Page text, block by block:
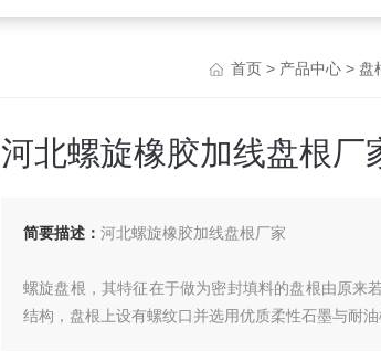
首页 > 产品中心 > 盘
河北螺旋橡胶加线盘根厂
简要描述： 河北螺旋橡胶加线盘根厂家
螺旋盘根，其特征在于做为密封填料的盘根由原来
结构，盘根上设有螺纹口并选用优质柔性石墨与耐油